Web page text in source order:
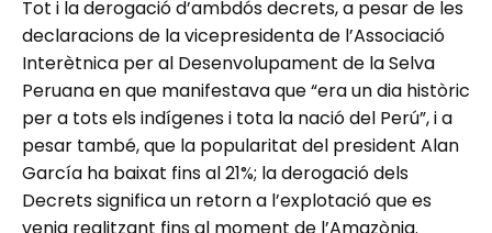
Tot i la derogació d’ambdós decrets, a pesar de les
declaracions de la vicepresidenta de l’Associació
Interètnica per al Desenvolupament de la Selva
Peruana en que manifestava que “era un dia històric
per a tots els indígenes i tota la nació del Perú”, i a
pesar també, que la popularitat del president Alan
García ha baixat fins al 21%; la derogació dels
Decrets significa un retorn a l’explotació que es